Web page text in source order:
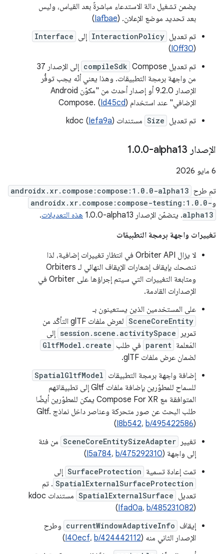
يضمن تشغيل دالة الاستدعاء مباشرةً بعد القياس، وليس
بعد تحديد موضع الإعلان. (Iafbae
)
تم تعديل InteractionPolicy إلى Interface
(
I0ff30
)
تم تعديل Compose
compileSdk
إلى الإصدار 37
من واجهة برمجة التطبيقات. وهذا يعني أنّه يجب توفُّر
الإصدار 9.2.0 أو إصدار أحدث من "مكوّن Android
الإضافي" عند استخدام Compose. ( Id45cd)
تم تعديل Size مستندات kdoc ( Iefa9a)
الإصدار ‎1 .0.0-alpha13
‫6 مايو 2026
تم طرح androidx.xr.compose:compose:1.0.0-alpha13
وandroidx.xr.compose:compose-testing:1.0.0-
alpha13. يتضمّن الإصدار ‎1.0.0-alpha13 هذه التعديلات.
تغييرات واجهة برمجة التطبيقات
لا يزال Orbiter API في انتظار تغييرات إضافية، لذا
ننصحك بإيقاف إشعارات الإيقاف النهائي لـ Orbiters
ومتابعة التغييرات التي سيتم إجراؤها على Orbiter في
الإصدارات القادمة.
على المستخدمين الذين يستعينون بـ
SceneCoreEntity
لعرض ملفات glTF التأكّد من
تمرير
session.scene.activitySpace إلى
المَعلمة parent في طلب GltfModel.create
لضمان عرض ملفات glTF.
إضافة واجهة برمجة التطبيقات SpatialGltfModel
للسماح للمطوّرين بإضافة ملفات Gltf إلى تطبيقاتهم
المتوافقة مع Compose For XR يمكن للمطوّرين أيضًا
طلب البحث عن صور متحركة وعناصر داخل نماذج Gltf.
(I8b542، b/495422586)
تغيير
SceneCoreEntitySizeAdapter من فئة
إلى واجهة (
I5a784، b/475292310
)
تمت إعادة تسمية SurfaceProtection إلى
SpatialExternalSurfaceProtection . تم
تعديل SpatialExternalSurface
مستندات kdoc
(Ifad0a، b/485231082)
إيقاف currentWindowAdaptiveInfo وطرح
الإصدار الثاني منه (
I40ecf، b/424442112
)